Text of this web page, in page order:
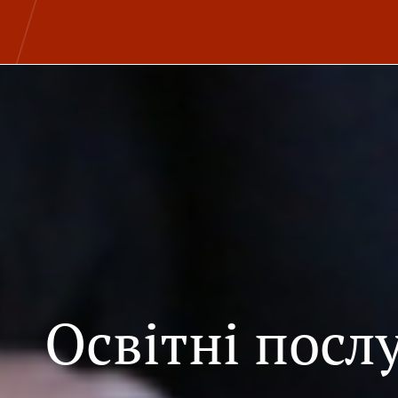
Освітні